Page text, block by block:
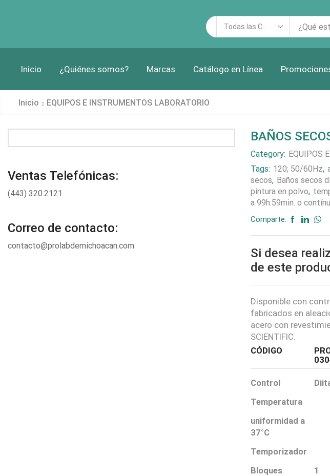
Search
Inicio ¿Quiénes somos? Marcas Catálogo en Línea
Inicio EQUIPOS E INSTRUMENTOS LABORATORIO
Ventas Telefónicas:
(443) 320.2121
Correo de contacto:
contacto@prolabdemichoacan.com
BAÑOS
Category: EQUIPOS
Tags: 120; 50/60Hz,
secos, Baños secos
pintura en polvo,
a 99h:59min. o
Comparte:
Si desea
de este
Disponible con
fabricados en
acero con
SCIENTIFIC.
CÓDIGO
Control
Temperatura
uniformidad a
37°C
Temporizador
Bloques
1